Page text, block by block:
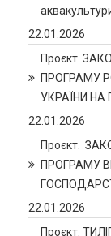
22.01.2026
Проєкт
ПРОГРАМУ
УКРАЇНИ НА
22.01.2026
Проєкт.
ПРОГРАМУ
22.01.2026
Проєкт.